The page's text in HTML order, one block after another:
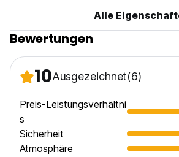
Alle
Bewertungen
10Ausgezeichnet(6)
Preis-Leistungsverhältni
s
Sicherheit
Atmosphäre